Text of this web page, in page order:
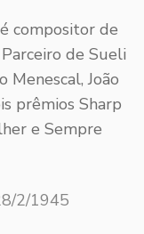
compositor de
de Sueli
Menescal, João
prêmios Sharp
e Sempre
2/1945